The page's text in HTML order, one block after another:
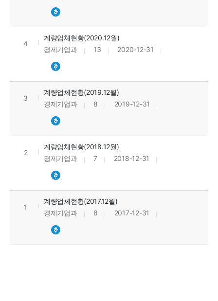
4
계량업체현황(2020.12월)
경제기업과
13 2020-12-31
3
계량업체현황(2019.12월)
경제기업과
8 2019-12-31
2
계량업체현황(2018.12월)
경제기업과
7 2018-12-31
1
계량업체현황(2017.12월)
경제기업과
8 2017-12-31